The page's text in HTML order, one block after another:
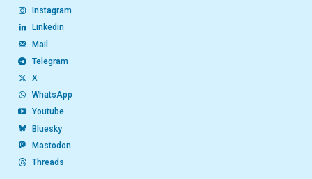
Instagram
Linkedin
Mail
Telegram
X
WhatsApp
Youtube
Bluesky
Mastodon
Threads